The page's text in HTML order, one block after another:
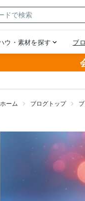
ホーム ブログトップ